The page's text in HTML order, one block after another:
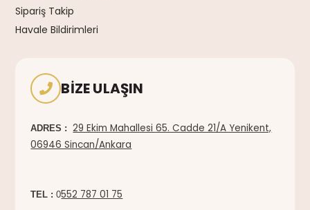
Sipariş Takip
Havale Bildirimleri
BIZE ULAŞIN
ADRES :
29 Ekim Mahallesi 65. Cadde 21/A Yenikent,
06946 Sincan/Ankara
TEL : 0552 787 01 75